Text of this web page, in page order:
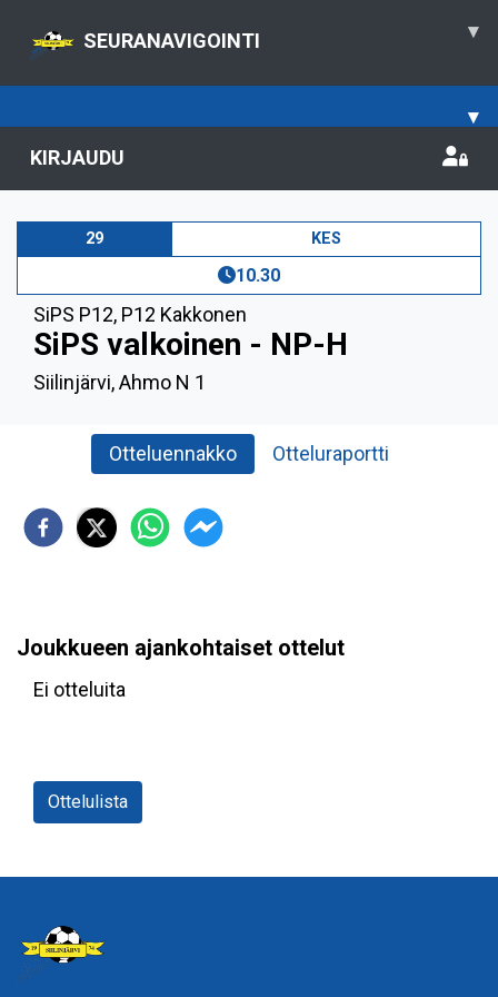
SEURANAVIGOINTI ▾
▾
KIRJAUDU
29 KES
10.30
SiPS P12, P12 Kakkonen
SiPS valkoinen - NP-H
Siilinjärvi, Ahmo N 1
Otteluennakko Otteluraportti
Joukkueen ajankohtaiset ottelut
Ei otteluita
Ottelulista